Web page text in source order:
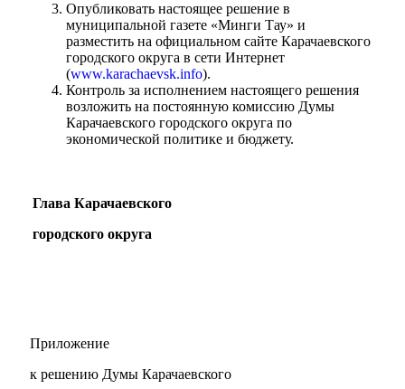
Опубликовать настоящее решение в
муниципальной газете «Минги Тау» и
разместить на официальном сайте Карачаевского
городского округа в сети Интернет
(www.karachaevsk.info).
Контроль за исполнением настоящего решения
возложить на постоянную комиссию Думы
Карачаевского городского округа по
экономической политике и бюджету.
Глава Карачаевского
городского округа
Приложение
к решению Думы Карачаевского